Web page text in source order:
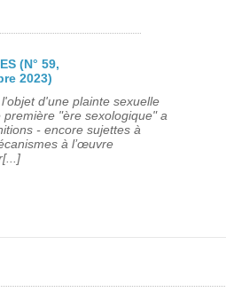
(N° 59,
2023)
d'une plainte sexuelle
"ère sexologique" a
- encore sujettes à
à l’œuvre